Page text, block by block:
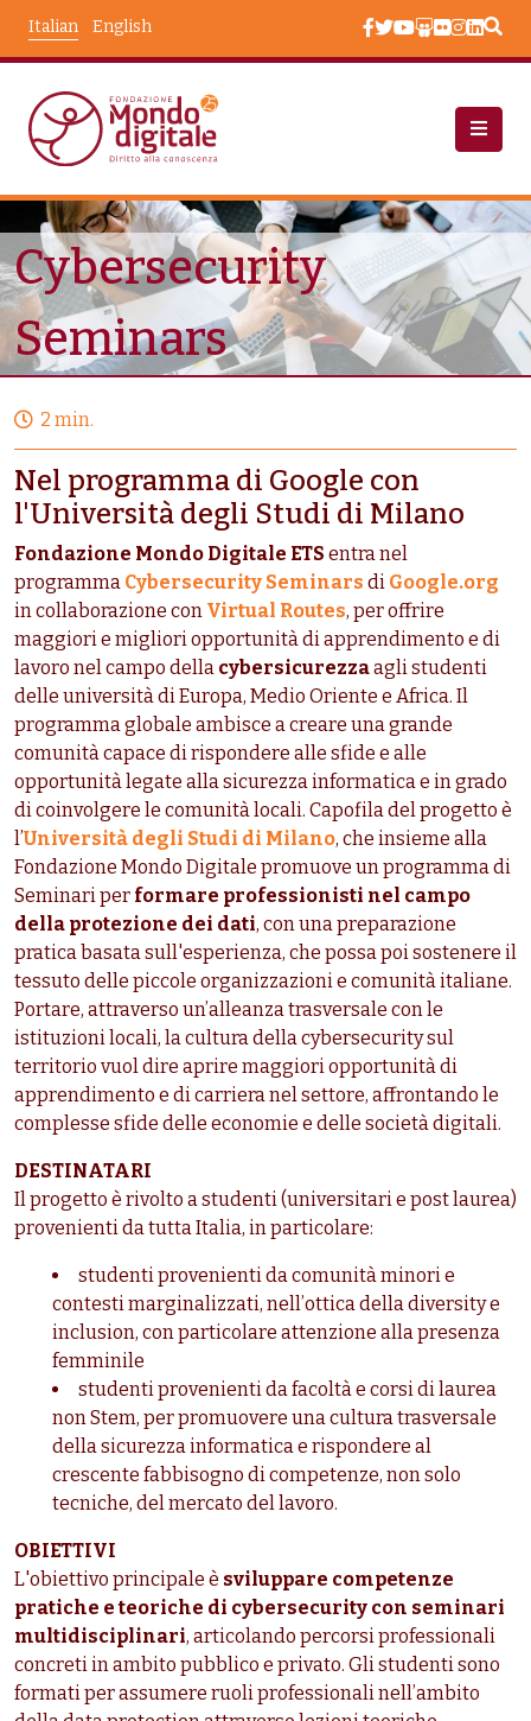
English
Italian
Progetti Cybersecurity Seminars
Cybersecurity
Seminars
2 min.
Nel programma di Google con
l'Università degli Studi di Milano
Fondazione Mondo Digitale ETS entra nel
programma Cybersecurity Seminars di Google.org
in collaborazione con Virtual Routes, per offrire
maggiori e migliori opportunità di apprendimento e di
lavoro nel campo della cybersicurezzaagli studenti
delle università di Europa, Medio Oriente e Africa. Il
programma globale ambisce a creare una grande
comunità capace di rispondere alle sfide e alle
opportunità legate alla sicurezza informatica e in grado
di coinvolgere le comunità locali. Capofila del progetto è
l’Università degli Studi di Milano, che insieme alla
Fondazione Mondo Digitale promuove un programma di
Seminari per formare professionisti nel campo
della protezione dei dati, con una preparazione
pratica basata sull'esperienza, che possa poi sostenere il
tessuto delle piccole organizzazioni e comunità italiane.
Portare, attraverso un’alleanza trasversale con le
istituzioni locali, la cultura della cybersecurity sul
territorio vuol dire aprire maggiori opportunità di
apprendimento e di carriera nel settore, affrontando le
complesse sfide delle economie e delle società digitali.
DESTINATARI
Il progetto è rivolto a studenti (universitari e post laurea)
provenienti da tutta Italia, in particolare:
studenti provenienti da comunità minori e
contesti marginalizzati, nell’ottica della diversity e
inclusion, con particolare attenzione alla presenza
femminile
studenti provenienti da facoltà e corsi di laurea
non Stem, per promuovere una cultura trasversale
della sicurezza informatica e rispondere al
crescente fabbisogno di competenze, non solo
tecniche, del mercato del lavoro.
OBIETTIVI
L'obiettivo principale è sviluppare competenze
pratiche e teoriche di cybersecurity con seminari
multidisciplinari, articolando percorsi professionali
concreti in ambito pubblico e privato. Gli studenti sono
formati per assumere ruoli professionali nell’ambito